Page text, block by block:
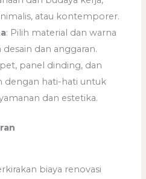
atau kontemporer.
: Pilih material dan warna
dan anggaran.
panel dinding, dan
dengan hati-hati untuk
dan estetika.
biaya renovasi